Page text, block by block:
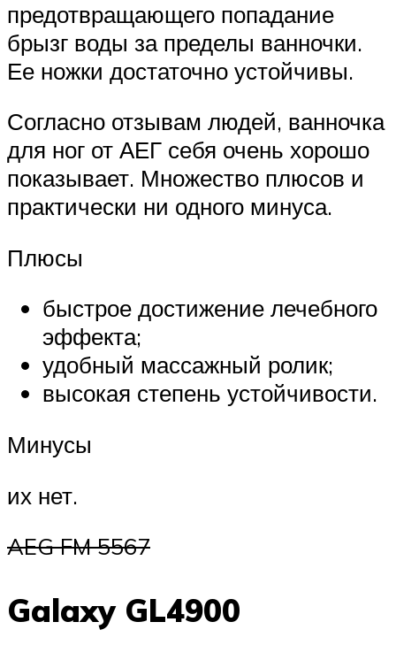
предотвращающего попадание
брызг воды за пределы ванночки.
Ее ножки достаточно устойчивы.
Согласно отзывам людей, ванночка
для ног от АЕГ себя очень хорошо
показывает. Множество плюсов и
практически ни одного минуса.
Плюсы
быстрое достижение лечебного
эффекта;
удобный массажный ролик;
высокая степень устойчивости.
Минусы
их нет.
AEG FM 5567
Galaxy GL4900